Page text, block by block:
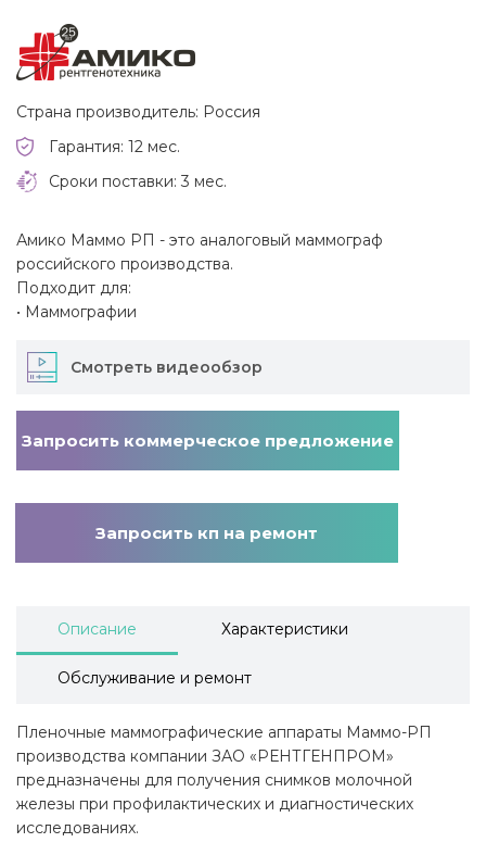
Страна производитель: Россия
Гарантия: 12 мес.
Сроки поставки: 3 мес.
Амико Маммо РП - это аналоговый маммограф
российского производства.
Подходит для:
• Маммографии
Смотреть видеообзор
Запросить коммерческое предложение
Запросить кп на ремонт
Описание Характеристики
Обслуживание и ремонт
Пленочные маммографические аппараты Маммо-РП
производства компании ЗАО «РЕНТГЕНПРОМ»
предназначены для получения снимков молочной
железы при профилактических и диагностических
исследованиях.